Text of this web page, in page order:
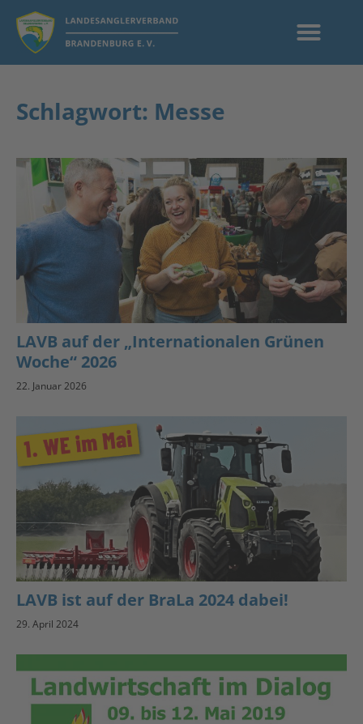
Schlagwort: Messe
LAVB auf der „Internationalen Grünen
Woche“ 2026
22. Januar 2026
LAVB ist auf der BraLa 2024 dabei!
29. April 2024